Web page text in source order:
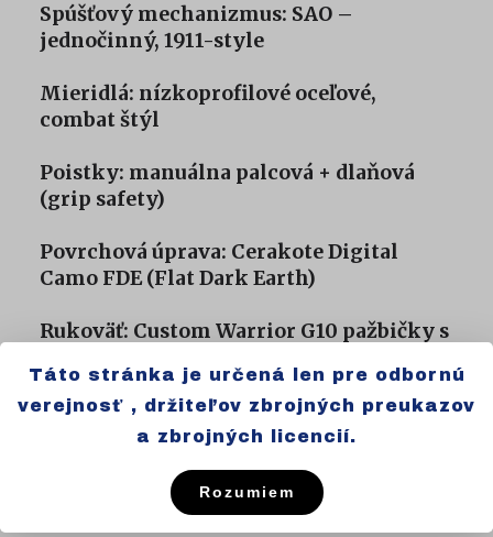
Spúšťový mechanizmus: SAO –
jednočinný, 1911-style
Mieridlá: nízkoprofilové oceľové,
combat štýl
Poistky: manuálna palcová + dlaňová
(grip safety)
Povrchová úprava: Cerakote Digital
Camo FDE (Flat Dark Earth)
Rukoväť: Custom Warrior G10 pažbičky s
Záver: odľahčený, s úchopovým
ryhovaním pre istú manipuláciu
Táto stránka je určená len pre odbornú
verejnosť , držiteľov zbrojných preukazov
a zbrojných licencií.
Rozumiem